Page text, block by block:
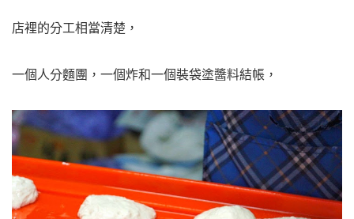
店裡的分工相當清楚，
一個人分麵團，一個炸和一個裝袋塗醬料結帳，